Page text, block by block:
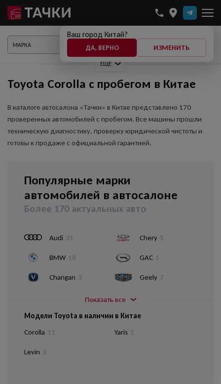
Ваш город Китай?
ДА, ВЕРНО ИЗМЕНИТЬ
ЕЩЕ
ПОКАЗАТЬ АВТО
Toyota Corolla с пробегом в Китае
В каталоге автосалона «Тачки» в Китае представлено 170
проверенных автомобилей с пробегом. Все машины прошли
техническую диагностику, проверку юридической чистоты и
готовы к продаже с официальной гарантией.
Популярные марки
автомобилей в автосалоне
Более 170 актуальных авто
Audi 31
BMW 18
Changan 3
Chery 1
GAC 1
Geely 7
Показать все
Модели Toyota в наличии в Китае
Corolla 11
Levin 3
Yaris 1